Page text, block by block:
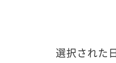
選択された